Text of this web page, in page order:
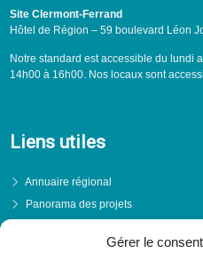
Gérer le
Site Clermont-Ferrand
Hôtel de Région – 59 boulevard Léon
Notre standard est accessible du lundi
14h00 à 16h00. Nos locaux sont
Liens utiles
Annuaire régional
Panorama des projets